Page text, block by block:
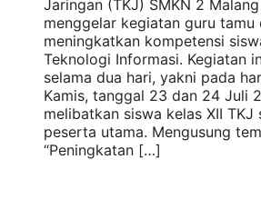
Jaringan (TKJ) SMKN 2
menggelar kegiatan guru tamu
meningkatkan kompetensi
Teknologi Informasi. Kegiatan
selama dua hari, yakni pada
Kamis, tanggal 23 dan 24 Juli
melibatkan siswa kelas XII TKJ
peserta utama. Mengusung
“Peningkatan […]